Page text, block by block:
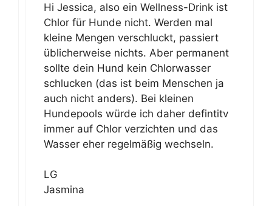
Hi Jessica, also ein Wellness-Drink ist
Chlor für Hunde nicht. Werden mal
kleine Mengen verschluckt, passiert
üblicherweise nichts. Aber permanent
sollte dein Hund kein Chlorwasser
schlucken (das ist beim Menschen ja
auch nicht anders). Bei kleinen
Hundepools würde ich daher defintitv
immer auf Chlor verzichten und das
Wasser eher regelmäßig wechseln.
LG
Jasmina